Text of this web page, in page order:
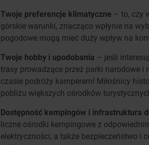
Twoje preferencje klimatyczne – to, czy
górskie warunki, znacząco wpłynie na
pogodowe mogą mieć duży wpływ na
Twoje hobby i upodobania – jeśli
trasy prowadzące przez parki narodowe
czasie podróży kamperem! Miłośnicy
pobliżu większych ośrodków
Dostępność kempingów i infrastruktura
liczne ośrodki kempingowe z
elektryczności, a także bezpieczeństwo i